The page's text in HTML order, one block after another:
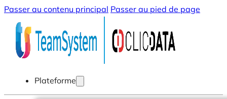
Passer au contenu principal Passer au pied de page
Plateforme